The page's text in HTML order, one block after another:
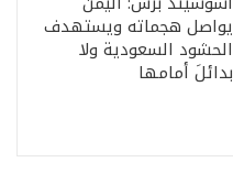
يواصل هجماته ويستهدف
الحشود السعودية ولا
بدائلَ أمامها